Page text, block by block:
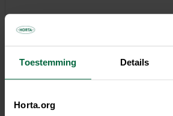
Toestemming Details
Horta.org
Beschrijving
vijverplanten, zeer warm weer of teveel